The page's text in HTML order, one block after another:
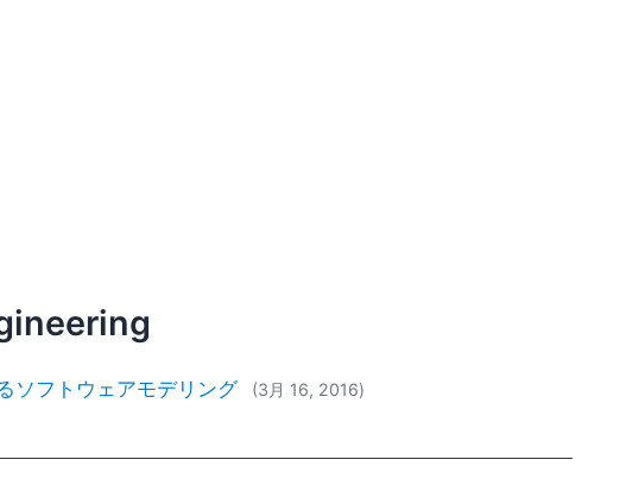
ソフトウェアモデリング (3月 16, 2016)